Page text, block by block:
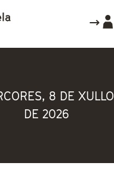
8 DE XULLO
DE 2026